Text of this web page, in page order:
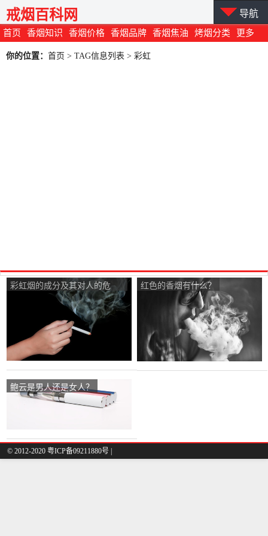
首页 香烟知识 香烟价格 香烟品牌 香烟焦油 烤烟分类 更多
戒烟百科网 导航
你的位置： 首页 > TAG信息列表 > 彩虹
彩虹烟的成分及其对人的危
红色的香烟有什么？
鲍云是男人还是女人？
© 2012-2020 粤ICP备09211880号 |